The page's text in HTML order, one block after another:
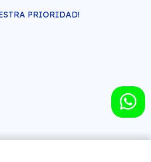
PRIORIDAD!